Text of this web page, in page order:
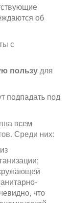
об
с
пользудля
подпадать под
всем
Среди них:
что